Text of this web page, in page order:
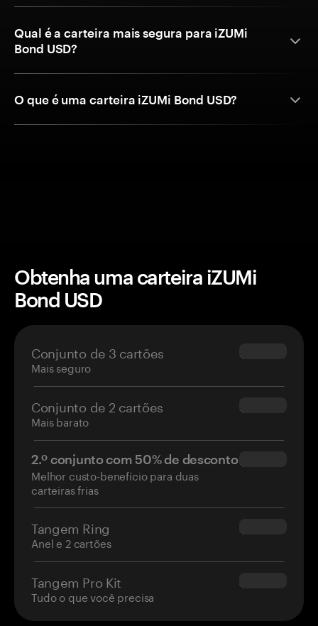
Qual é a carteira mais segura para iZUMi
Bond USD?
O que é uma carteira iZUMi Bond USD?
Obtenha uma carteira iZUMi
Bond USD
Conjunto de 3 cartões
Mais seguro
$69.90
Conjunto de 2 cartões
Mais barato
$54.90
2.º conjunto com 50% de desconto
Melhor custo-benefício para duas
carteiras frias
$34.95
Tangem Ring
Anel e 2 cartões
$160.00
Tangem Pro Kit
Tudo o que você precisa
$180.00